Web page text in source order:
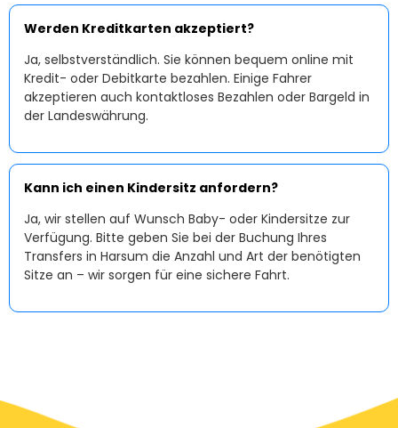
Werden Kreditkarten akzeptiert?
Ja, selbstverständlich. Sie können bequem online mit
Kredit- oder Debitkarte bezahlen. Einige Fahrer
akzeptieren auch kontaktloses Bezahlen oder Bargeld in
der Landeswährung.
Kann ich einen Kindersitz anfordern?
Ja, wir stellen auf Wunsch Baby- oder Kindersitze zur
Verfügung. Bitte geben Sie bei der Buchung Ihres
Transfers in Harsum die Anzahl und Art der benötigten
Sitze an – wir sorgen für eine sichere Fahrt.